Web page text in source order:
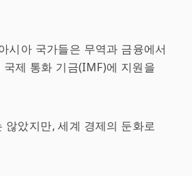
시아 국가들은 무역과 금융에서
제 통화 기금(IMF)에 지원을
았지만, 세계 경제의 둔화로